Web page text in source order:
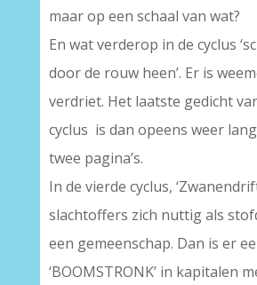
maar op een schaal van wat?
En wat verderop in de cyclus
door de rouw heen’. Er is
verdriet. Het laatste gedicht
cyclus is dan opeens weer
twee pagina’s.
In de vierde cyclus,
slachtoffers zich nuttig als
een gemeenschap. Dan is er
‘BOOMSTRONK’ in kapitalen